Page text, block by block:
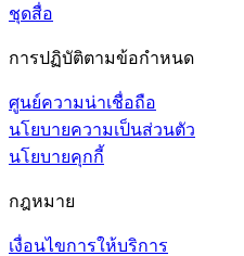
ชุดสื่อ
การปฏิบัติตามข้อกำหนด
ศูนย์ความน่าเชื่อถือ
นโยบายความเป็นส่วนตัว
นโยบายคุกกี้
กฎหมาย
เงื่อนไขการให้บริการ